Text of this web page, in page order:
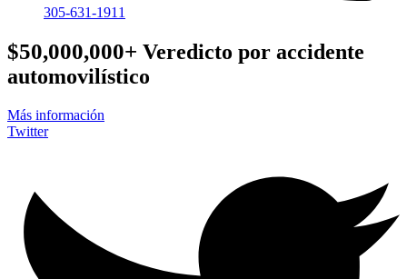
305-631-1911
$50,000,000+ Veredicto por accidente
automovilístico
Más información
Twitter